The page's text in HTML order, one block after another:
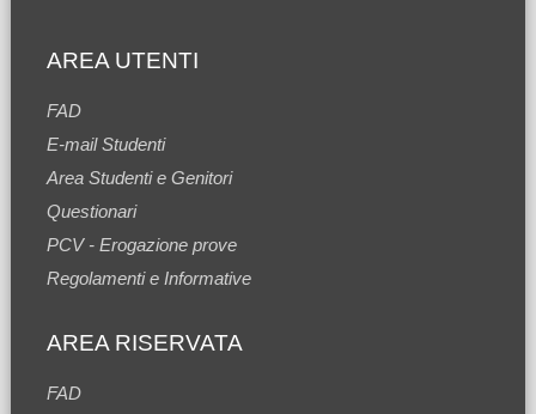
AREA UTENTI
FAD
E-mail Studenti
Area Studenti e Genitori
Questionari
PCV - Erogazione prove
Regolamenti e Informative
AREA RISERVATA
FAD